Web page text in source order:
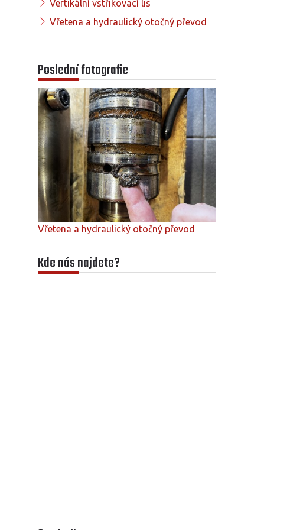
Vertikální vstřikovací lis
Vřetena a hydraulický otočný převod
Poslední fotografie
Vřetena a hydraulický otočný převod
Kde nás najdete?